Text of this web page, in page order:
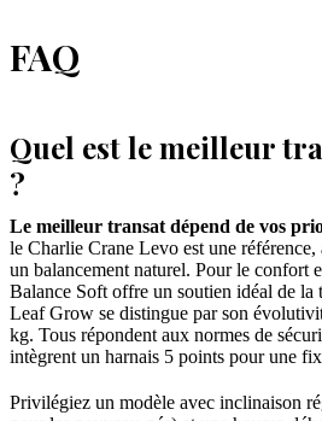
FAQ
Quel est le meilleur
?
Le meilleur transat dépend de vos
le Charlie Crane Levo est une référence,
un balancement naturel. Pour le confort
Balance Soft offre un soutien idéal de la
Leaf Grow se distingue par son
kg. Tous répondent aux normes de
intègrent un harnais 5 points pour une
Privilégiez un modèle avec inclinaison